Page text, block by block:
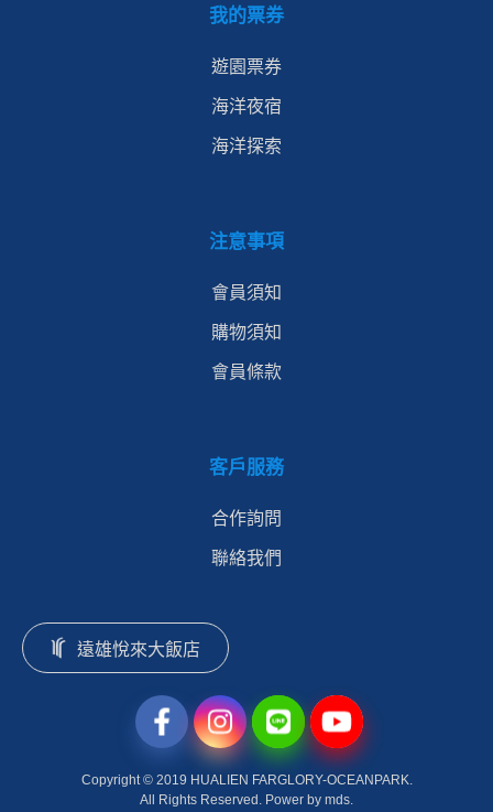
我的票券
遊園票券
海洋夜宿
海洋探索
注意事項
會員須知
購物須知
會員條款
客戶服務
合作詢問
聯絡我們
遠雄悅來大飯店
Copyright © 2019 HUALIEN FARGLORY-OCEANPARK.
All Rights Reserved. Power by mds.